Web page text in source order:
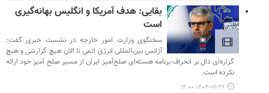
بقایی: هدف آمریکا و انگلیس بهانه‌گیری
است
سخنگوی وزارت امور خارجه در نشست خبری گفت:
آژانس بین‌المللی انرژی اتمی تا الان هیچ گزارشی و هیچ
گزاره‌ای دال بر انحراف برنامه هسته‌ای صلح‌آمیز ایران از مسیر صلح آمیز خود ارائه
نکرده است.
۱۴۰۴-۰۶-۲۶ ۱۴:۰۰